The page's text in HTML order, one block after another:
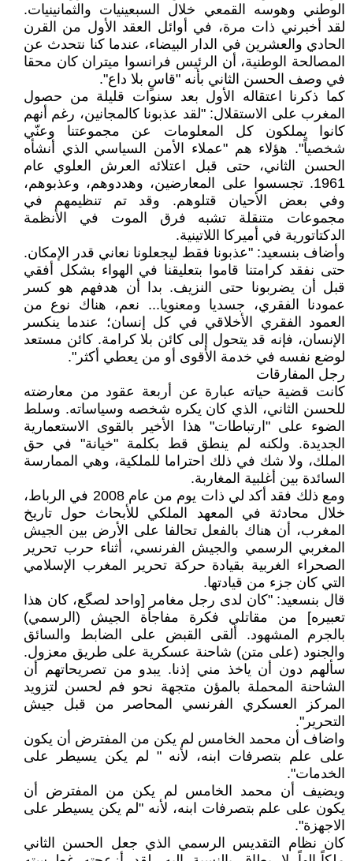
الوطني وهوسه القمعي خلال السبعينيات والثمانينيات.
لقد أخبرني ذات مرة، في أوائل العقد الأول من القرن
الحادي والعشرين في الدار البيضاء، عندما كنا نتحدث عن
المصالحة الوطنية، أن الرئيس فرانسوا ميتران كان محقا
في وصف الحسن الثاني بأنه "قاسٍ بلا داع".
كما ذكرنا اعتقاله الأول بعد سنوات قليلة من حصول
المغرب على الاستقلال: "لقد عذبونا كالمجانين، رغم أنهم
كانوا يملكون كل المعلومات عن مجموعتنا وعنّي
شخصياً". هؤلاء هم "عملاء الأمن السياسي الذي أنشأه
الحسن الثاني، حتى قبل اعتلائه العرش العلوي عام
1961. تجسسوا على المعارضين، وهددوهم، وعذبوهم،
وفي بعض الأحيان قتلوهم. وقد تم تنظيمهم في
مجموعات متنقلة تشبه فرق الموت في الأنظمة
الدكتاتورية في أميركا اللاتينية.
وأضاف بنسعيد: "عذبونا فقط ليجعلونا نعاني قدر الإمكان.
حتى نفقد كرامتنا قاموا بتعليقنا في الهواء بشكل أفقي
قبل أن يضربونا حتى النزيف. بدا أن هدفهم هو كسر
عمودنا الفقري، جسديا ومعنويا... نعم، هناك نوع من
العمود الفقري الأخلاقي في كل إنسان؛ عندما ينكسر
الإنسان، فإنه قد يتحول إلى كائن بلا كرامة. كائن مستعد
لوضع نفسه في خدمة الأقوى أو من يعطي أكثر".
رجل المفارقات
كانت قضية حياته عبارة عن أربعة عقود من معارضته
للحسن الثاني، الذي كان يكره شخصه وسياساته. وسلط
الضوء على "ارتباطات" هذا الأخير بالقوى الاستعمارية
الجديدة. ولكنه لم ينطق قط بكلمة "خيانة" في حق
الملك، ولا شك في ذلك احتراما للملكية، وهي الممارسة
السائدة بين أغلبية المغاربة.
ومع ذلك فقد أكد لي ذات يوم من عام 2008 في الرباط،
خلال محادثة في المعهد الملكي للأبحاث حول تاريخ
المغرب، أن هناك بالفعل تحالفا على الأرض بين الجيش
المغربي الرسمي والجيش الفرنسي، أثناء حرب تحرير
الصحراء الغربية بقيادة حركة تحرير المغرب الإسلامي
التي كان جزء من قيادتها.
قال بنسعيد: "كان لدى رجل مغامر [واحد لصگع، كان هذا
تعبيره] من مقاتلي فكرة مفاجأة الجيش (الرسمي)
بالجرم المشهود. ألقى القبض على الضابط والسائق
والجنود (على متن) شاحنة عسكرية على طريق معزول.
سألهم دون أن ياخذ مني إذنا. يبدو من تصريحاتهم أن
الشاحنة المحملة بالمؤن متجهة نحو فم لحسن لتزويد
المركز العسكري الفرنسي المحاصر من قبل جيش
التحرير".
واضاف أن محمد الخامس لم يكن من المفترض أن يكون
على علم بتصرفات ابنه، لأنه " لم يكن يسيطر على
الخدمات".
ويضيف أن محمد الخامس لم يكن من المفترض أن
يكون على علم بتصرفات ابنه، لأنه "لم يكن يسيطر على
الاجهزة".
كان نظام التقديس الرسمي الذي جعل الحسن الثاني